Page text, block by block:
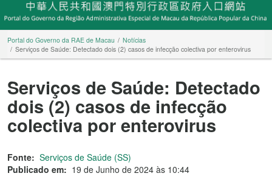
Portal do Governo da RAE de Macau
Notícias
Serviços de Saúde: Detectado dois (2) casos de infecção colectiva por enterovirus
Serviços de Saúde: Detectado
dois (2) casos de infecção
colectiva por enterovirus
Fonte: Serviços de Saúde (SS)
Publicado em: 19 de Junho de 2024 às 10:44